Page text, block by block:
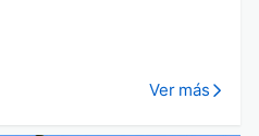
Ver más